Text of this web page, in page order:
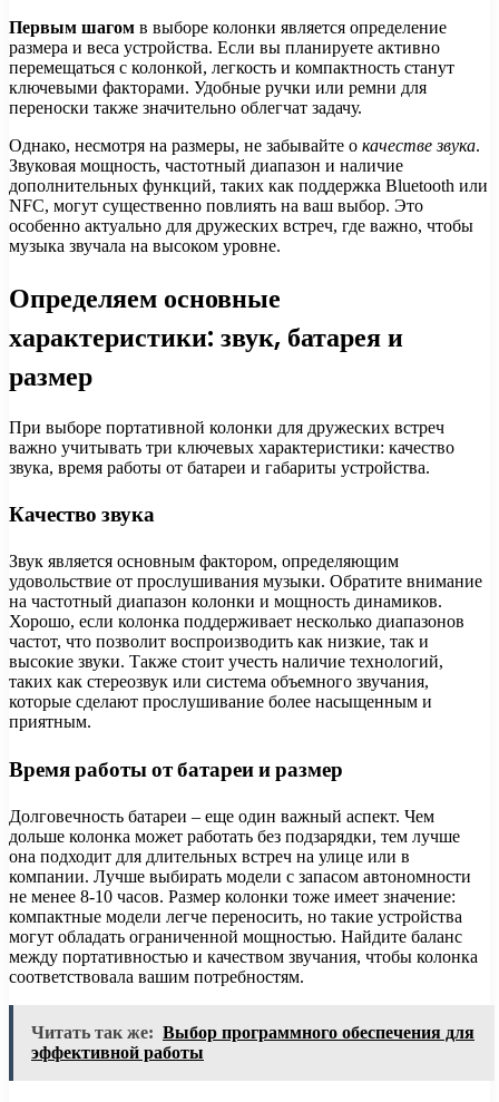
Первым шагом в выборе колонки является определение
размера и веса устройства. Если вы планируете активно
перемещаться с колонкой, легкость и компактность станут
ключевыми факторами. Удобные ручки или ремни для
переноски также значительно облегчат задачу.
Однако, несмотря на размеры, не забывайте о качестве звука.
Звуковая мощность, частотный диапазон и наличие
дополнительных функций, таких как поддержка Bluetooth или
NFC, могут существенно повлиять на ваш выбор. Это
особенно актуально для дружеских встреч, где важно, чтобы
музыка звучала на высоком уровне.
Определяем основные
характеристики: звук, батарея и
размер
При выборе портативной колонки для дружеских встреч
важно учитывать три ключевых характеристики: качество
звука, время работы от батареи и габариты устройства.
Качество звука
Звук является основным фактором, определяющим
удовольствие от прослушивания музыки. Обратите внимание
на частотный диапазон колонки и мощность динамиков.
Хорошо, если колонка поддерживает несколько диапазонов
частот, что позволит воспроизводить как низкие, так и
высокие звуки. Также стоит учесть наличие технологий,
таких как стереозвук или система объемного звучания,
которые сделают прослушивание более насыщенным и
приятным.
Время работы от батареи и размер
Долговечность батареи – еще один важный аспект. Чем
дольше колонка может работать без подзарядки, тем лучше
она подходит для длительных встреч на улице или в
компании. Лучше выбирать модели с запасом автономности
не менее 8-10 часов. Размер колонки тоже имеет значение:
компактные модели легче переносить, но такие устройства
могут обладать ограниченной мощностью. Найдите баланс
между портативностью и качеством звучания, чтобы колонка
соответствовала вашим потребностям.
Читать так же: Выбор программного обеспечения для
эффективной работы